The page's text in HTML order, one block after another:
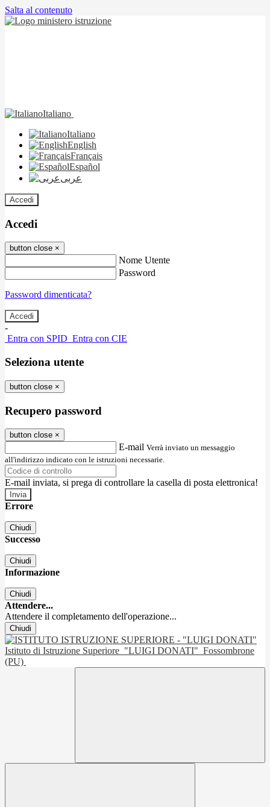
Salta al contenuto
Italiano
Italiano
English
Français
Español
عربى
Accedi
Accedi
button close ×
Nome Utente
Password
Password dimenticata?
-
Entra con SPID Entra con CIE
Seleziona utente
button close ×
Recupero password
button close ×
E-mail Verrà inviato un messaggio
all'indirizzo indicato con le istruzioni necessarie.
E-mail inviata, si prega di controllare la casella di posta elettronica!
Errore
Chiudi
Successo
Chiudi
Informazione
Chiudi
Attendere...
Attendere il completamento dell'operazione...
Chiudi
Istituto di Istruzione Superiore "LUIGI DONATI" Fossombrone
(PU)